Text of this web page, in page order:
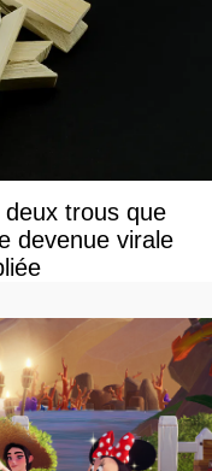
trous que
devenue virale